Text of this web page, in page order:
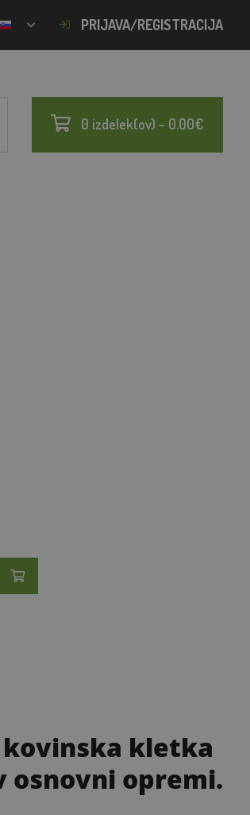
PRIJAVA/REGISTRACIJA
0 izdelek(ov) - 0.00€
kletka
osnovni opremi.